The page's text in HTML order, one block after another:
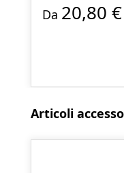
Da 20,80 €
Salta la galleria dei
Articoli